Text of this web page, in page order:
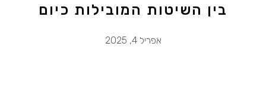
בין השיטות המובילות כיום
אפריל 4, 2025